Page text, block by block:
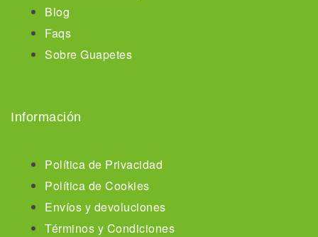
Blog
Faqs
Sobre Guapetes
Información
Política de Privacidad
Política de Cookies
Envíos y devoluciones
Términos y Condiciones